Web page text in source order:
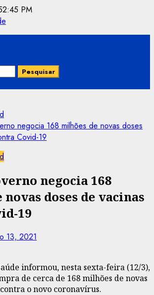
PM
negocia 168 milhões de novas doses
Covid-19
negocia 168
doses de vacinas
19
13, 2021
informou, nesta sexta-feira (12/3),
de cerca de 168 milhões de novas
o novo coronavírus.